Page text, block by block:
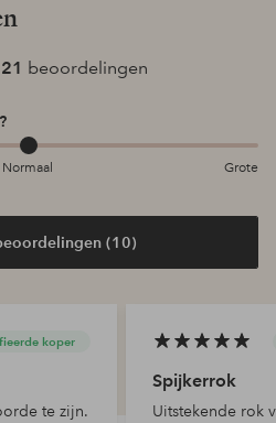
21 beoordelingen
Normaal Grote
(10)
koper
te zijn.
Spijkerrok
Uitstekende rok